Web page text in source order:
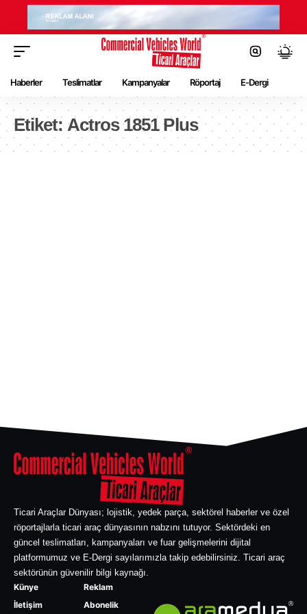
Haberler Teslimatlar Kampanyalar Röportaj E-Dergi
Etiket: Actros 1851 Plus
Ticari Araçlar Dünyası; lojistik, yedek parça, sektörel haberler ve özel
röportajlarla ticari araç dünyasının nabzını tutuyor. Sektördeki en
güncel teslimatları, kampanyaları ve fuar gelişmelerini dijital
platformumuz ve E-Dergi sayılarımızla takip edebilirsiniz. Ticari araç
sektörünün güvenilir bilgi kaynağı.
Künye
İletişim
Reklam
Abonelik